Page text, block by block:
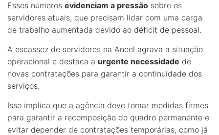
Esses números evidenciam a pressão sobre os
servidores atuais, que precisam lidar com uma carga
de trabalho aumentada devido ao déficit de pessoal.
A escassez de servidores na Aneel agrava a situação
operacional e destaca a urgente necessidade de
novas contratações para garantir a continuidade dos
serviços.
Isso implica que a agência deve tomar medidas firmes
para garantir a recomposição do quadro permanente e
evitar depender de contratações temporárias, como já